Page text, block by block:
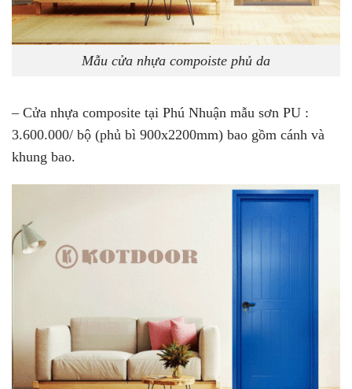
Mẫu cửa nhựa compoiste phủ da
– Cửa nhựa composite tại Phú Nhuận mẫu sơn PU :
3.600.000/ bộ (phủ bì 900x2200mm) bao gồm cánh và
khung bao.